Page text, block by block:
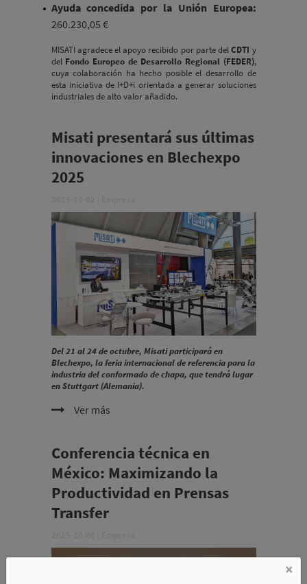
Ayuda concedida por la Unión Europea:
260.230,05 €
MISATI agradece el apoyo recibido por parte delCDTI y
del Fondo Europeo de Desarrollo Regional (FEDER),
cuya colaboración ha hecho posible el desarrollo de
esta iniciativa de I+D+i orientada a generar soluciones
industriales de alto valor añadido.
Misati presentará sus últimas
innovaciones en Blechexpo
2025
Del 21 al 24 de octubre, Misati participará en
Blechexpo, la feria internacional de referencia para la
industria del conformado de chapa, que tendrá lugar
en Stuttgart (Alemania).
Ver más
Conferencia técnica en
México: Maximizando la
Productividad en Prensas
Transfer
×